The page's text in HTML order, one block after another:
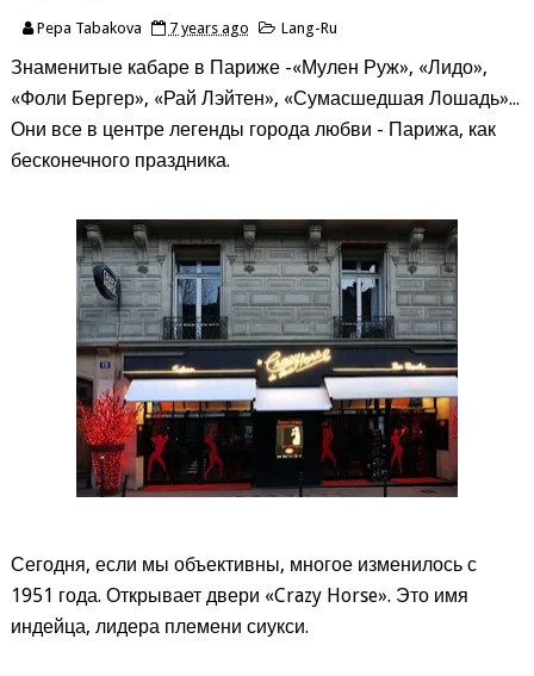
Pepa Tabakova 7 years ago Lang-Ru
Знаменитые кабаре в Париже -«Мулен Руж», «Лидо»,
«Фоли Бергер», «Рай Лэйтен», «Сумасшедшая Лошадь»...
Они все в центре легенды города любви - Парижа, как
бесконечного праздника.
Сегодня, если мы объективны, многое изменилось с
1951 года. Открывает двери «Crazy Horse». Это имя
индейца, лидера племени сиукси.